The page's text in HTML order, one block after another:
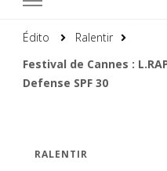
Édito
Ralentir
Festival de Cannes :
Defense SPF 30
RALENTIR